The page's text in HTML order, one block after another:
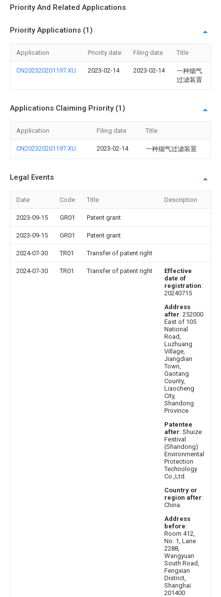
Priority And Related Applications
Priority Applications (1)
Application Priority date Filing date Title
CN202320201197.XU 2023-02-14 2023-02-14
一种烟气
过滤装置
Applications Claiming Priority (1)
Application Filing date Title
CN202320201197.XU 2023-02-14 一种烟气过滤装置
Legal Events
Date Code Title Description
2023-09-15 GR01 Patent grant
2023-09-15 GR01 Patent grant
2024-07-30 TR01 Transfer of patent right
2024-07-30 TR01 Transfer of patent right
Effective
date of
registration:
20240715
Address
after: 252000
East of 105
National
Road,
Luzhuang
Village,
Jiangdian
Town,
Gaotang
County,
Liaocheng
City,
Shandong
Province
Patentee
after: Shuize
Festival
(Shandong)
Environmental
Protection
Technology
Co.,Ltd.
Country or
region after:
China
Address
before:
Room 412,
No. 1, Lane
2288,
Wangyuan
South Road,
Fengxian
District,
Shanghai
201400